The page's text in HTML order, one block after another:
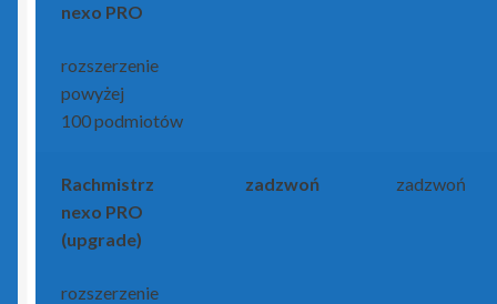
nexo PRO
rozszerzenie
powyżej
100 podmiotów
Rachmistrz
nexo PRO
(upgrade)
rozszerzenie
zadzwoń zadzwoń